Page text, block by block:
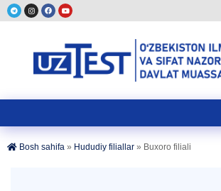
Bosh sahifa » Hududiy filiallar » Buxoro filiali